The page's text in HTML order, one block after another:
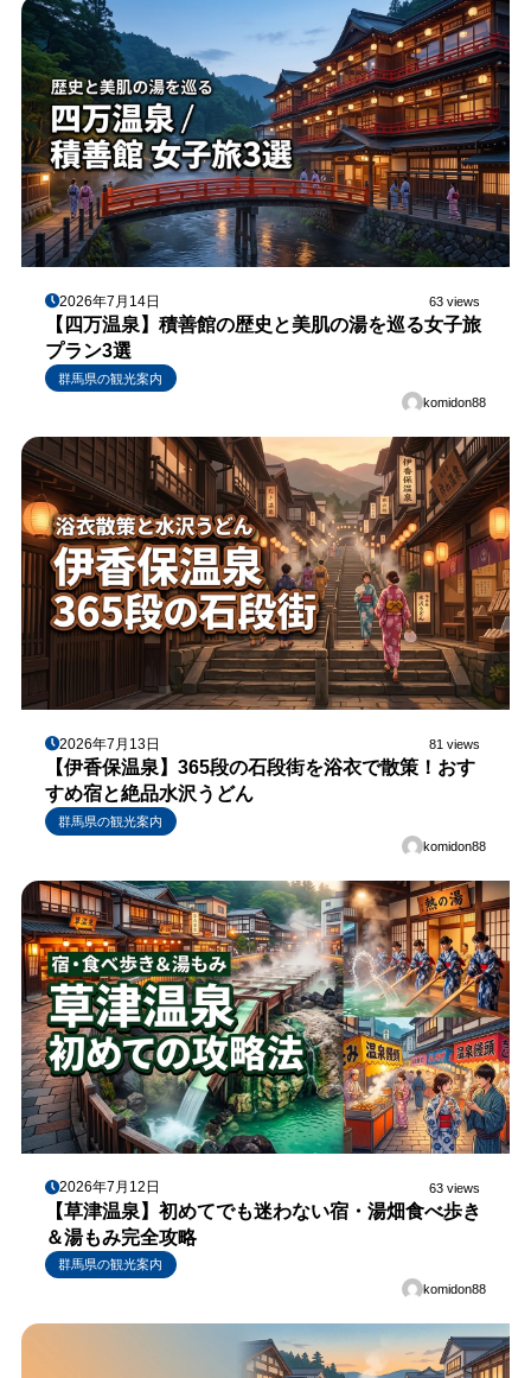
2026年7月14日 63 views
【四万温泉】積善館の歴史と美肌の湯を巡る女子旅
プラン3選
群馬県の観光案内
komidon88
2026年7月13日 81 views
【伊香保温泉】365段の石段街を浴衣で散策！おす
すめ宿と絶品水沢うどん
群馬県の観光案内
komidon88
2026年7月12日 63 views
【草津温泉】初めてでも迷わない宿・湯畑食べ歩き
＆湯もみ完全攻略
群馬県の観光案内
komidon88